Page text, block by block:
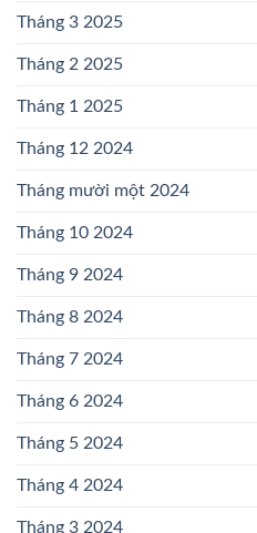
Tháng 3 2025
Tháng 2 2025
Tháng 1 2025
Tháng 12 2024
Tháng mười một 2024
Tháng 10 2024
Tháng 9 2024
Tháng 8 2024
Tháng 7 2024
Tháng 6 2024
Tháng 5 2024
Tháng 4 2024
Tháng 3 2024